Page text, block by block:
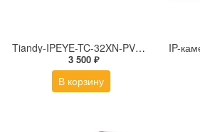
Tiandy-IPEYE-TC-32XN-PVZ 2Мп купольная «турель» IP камера с фиксированным объективом, серия SPARK со встроенным агентом IPEYE для ПВЗ
3 500 ₽
В корзину